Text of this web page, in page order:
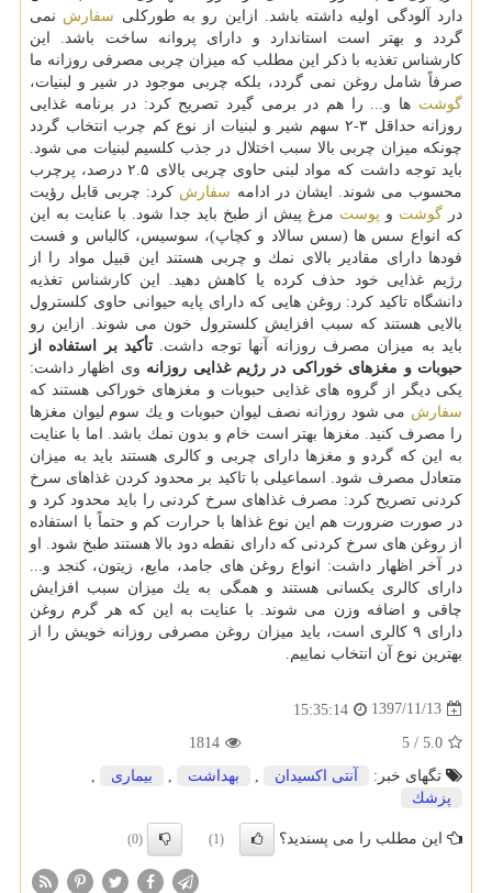
دارد آلودگی اولیه داشته باشد. ازاین رو به طوركلی سفارش نمی
گردد و بهتر است استاندارد و دارای پروانه ساخت باشد. این
كارشناس تغذیه با ذكر این مطلب كه میزان چربی مصرفی روزانه ما
صرفاً شامل روغن نمی گردد، بلكه چربی موجود در شیر و لبنیات،
گوشت ها و... را هم در برمی گیرد تصریح كرد: در برنامه غذایی
روزانه حداقل ۳-۲ سهم شیر و لبنیات از نوع كم چرب انتخاب گردد
چونكه میزان چربی بالا سبب اختلال در جذب كلسیم لبنیات می شود.
باید توجه داشت كه مواد لبنی حاوی چربی بالای ۲.۵ درصد، پرچرب
محسوب می شوند. ایشان در ادامه سفارش كرد: چربی قابل رؤیت
درگوشت و پوست مرغ پیش از طبخ باید جدا شود. با عنایت به این
كه انواع سس ها (سس سالاد و كچاپ)، سوسیس، كالباس و فست
فودها دارای مقادیر بالای نمك و چربی هستند این قبیل مواد را از
رژیم غذایی خود حذف كرده یا كاهش دهید. این كارشناس تغذیه
دانشگاه تاكید كرد: روغن هایی كه دارای پایه حیوانی حاوی كلسترول
بالایی هستند كه سبب افزایش كلسترول خون می شوند. ازاین رو
باید به میزان مصرف روزانه آنها توجه داشت. تأكید بر استفاده از
حبوبات و مغزهای خوراكی در رژیم غذایی روزانه وی اظهار داشت:
یكی دیگر از گروه های غذایی حبوبات و مغزهای خوراكی هستند كه
سفارش می شود روزانه نصف لیوان حبوبات و یك سوم لیوان مغزها
را مصرف كنید. مغزها بهتر است خام و بدون نمك باشد. اما با عنایت
به این كه گردو و مغزها دارای چربی و كالری هستند باید به میزان
متعادل مصرف شود. اسماعیلی با تاكید بر محدود كردن غذاهای سرخ
كردنی تصریح كرد: مصرف غذاهای سرخ كردنی را باید محدود كرد و
در صورت ضرورت هم این نوع غذاها با حرارت كم و حتماً با استفاده
از روغن های سرخ كردنی كه دارای نقطه دود بالا هستند طبخ شود. او
در آخر اظهار داشت: انواع روغن های جامد، مایع، زیتون، كنجد و...
دارای كالری یكسانی هستند و همگی به یك میزان سبب افزایش
چاقی و اضافه وزن می شوند. با عنایت به این كه هر گرم روغن
دارای ۹ كالری است، باید میزان روغن مصرفی روزانه خویش را از
بهترین نوع آن انتخاب نماییم.
1397/11/13
15:35:14
5.0
/
5
1814
تگهای خبر:
آنتی اكسیدان بهداشت بیماری
پزشك
این مطلب را می پسندید؟ (1)
(0)